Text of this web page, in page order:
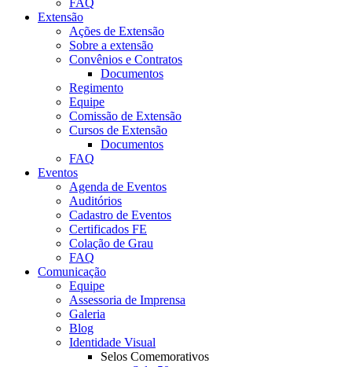
FAQ
Extensão
Ações de Extensão
Sobre a extensão
Convênios e Contratos
Documentos
Regimento
Equipe
Comissão de Extensão
Cursos de Extensão
Documentos
FAQ
Eventos
Agenda de Eventos
Auditórios
Cadastro de Eventos
Certificados FE
Colação de Grau
FAQ
Comunicação
Equipe
Assessoria de Imprensa
Galeria
Blog
Identidade Visual
Selos Comemorativos